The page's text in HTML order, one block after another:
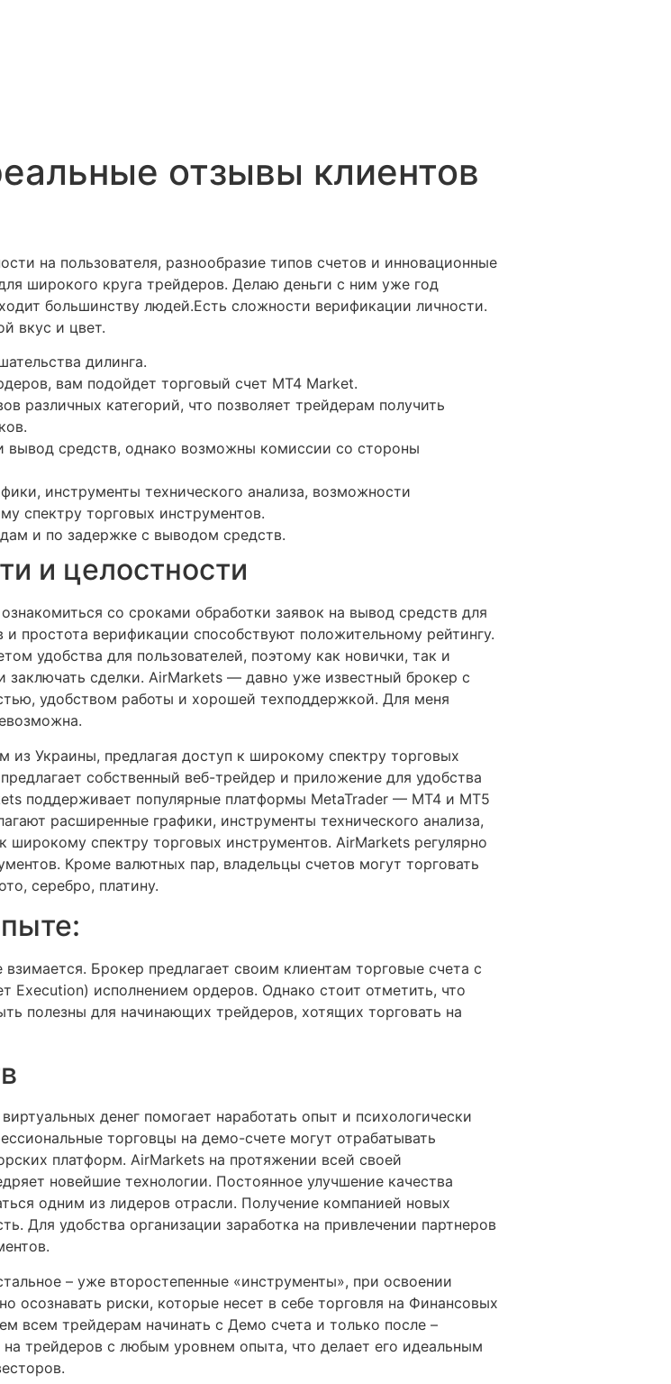
отзывы клиентов
на пользователя, разнообразие типов счетов и инновационные
широкого круга трейдеров. Делаю деньги с ним уже год
большинству людей.Есть сложности верификации личности.
вкус и цвет.
дилинга.
вам подойдет торговый счет MT4 Market.
различных категорий, что позволяет трейдерам получить
вывод средств, однако возможны комиссии со стороны
инструменты технического анализа, возможности
спектру торговых инструментов.
и по задержке с выводом средств.
и целостности
со сроками обработки заявок на вывод средств для
простота верификации способствуют положительному рейтингу.
удобства для пользователей, поэтому как новички, так и
заключать сделки. AirMarkets — давно уже известный брокер с
удобством работы и хорошей техподдержкой. Для меня
из Украины, предлагая доступ к широкому спектру торговых
собственный веб-трейдер и приложение для удобства
поддерживает популярные платформы MetaTrader — MT4 и MT5
расширенные графики, инструменты технического анализа,
спектру торговых инструментов. AirMarkets регулярно
Кроме валютных пар, владельцы счетов могут торговать
серебро, платину.
Брокер предлагает своим клиентам торговые счета с
исполнением ордеров. Однако стоит отметить, что
полезны для начинающих трейдеров, хотящих торговать на
денег помогает наработать опыт и психологически
торговцы на демо-счете могут отрабатывать
платформ. AirMarkets на протяжении всей своей
новейшие технологии. Постоянное улучшение качества
одним из лидеров отрасли. Получение компанией новых
Для удобства организации заработка на привлечении партнеров
– уже второстепенные «инструменты», при освоении
осознавать риски, которые несет в себе торговля на Финансовых
всем трейдерам начинать с Демо счета и только после –
трейдеров с любым уровнем опыта, что делает его идеальным